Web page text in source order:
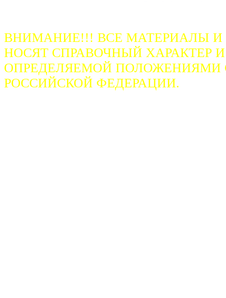
ВНИМАНИЕ!!! ВСЕ МАТЕРИАЛЫ
НОСЯТ СПРАВОЧНЫЙ ХАРАКТЕР
ОПРЕДЕЛЯЕМОЙ ПОЛОЖЕНИЯМИ
РОССИЙСКОЙ ФЕДЕРАЦИИ.